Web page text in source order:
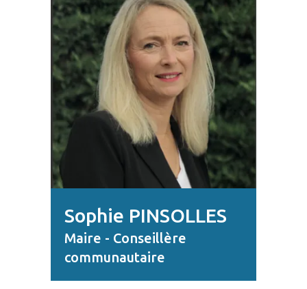
Sophie PINSOLLES
Maire - Conseillère
communautaire